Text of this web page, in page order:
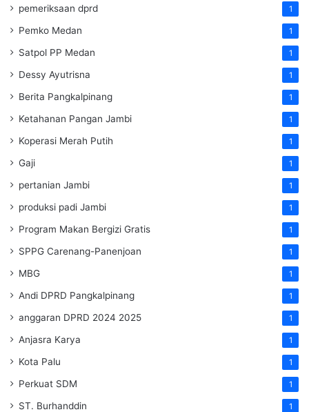
pemeriksaan dprd 1
Pemko Medan 1
Satpol PP Medan 1
Dessy Ayutrisna 1
Berita Pangkalpinang 1
Ketahanan Pangan Jambi 1
Koperasi Merah Putih 1
Gaji 1
pertanian Jambi 1
produksi padi Jambi 1
Program Makan Bergizi Gratis 1
SPPG Carenang-Panenjoan 1
MBG 1
Andi DPRD Pangkalpinang 1
anggaran DPRD 2024 2025 1
Anjasra Karya 1
Kota Palu 1
Perkuat SDM 1
ST. Burhanddin 1